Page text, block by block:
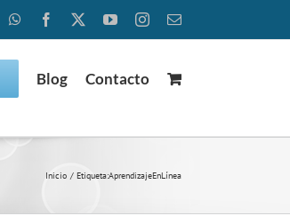
WhatsAppFacebook YouTubeInstagramCorreo
Blog Contacto
Inicio Etiqueta:AprendizajeEnLínea